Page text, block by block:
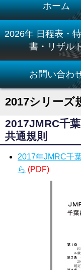
ホーム
2026年 日程表・
書・リザル
お問い合わ
2017シリーズ
2017JMRC千
共通規則
2017年JMRC千
ら (PDF)